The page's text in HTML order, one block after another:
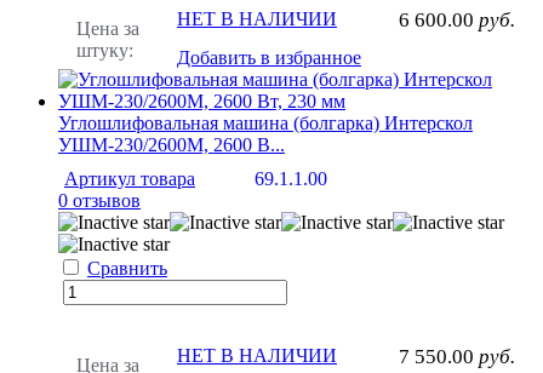
Цена за
штуку:
6 600.00 руб.
НЕТ В НАЛИЧИИ
Добавить в избранное
Углошлифовальная машина (болгарка) Интерскол
УШМ-230/2600М, 2600 В...
Артикул товара
69.1.1.00
0 отзывов
Сравнить
Цена за
7 550.00 руб.
НЕТ В НАЛИЧИИ